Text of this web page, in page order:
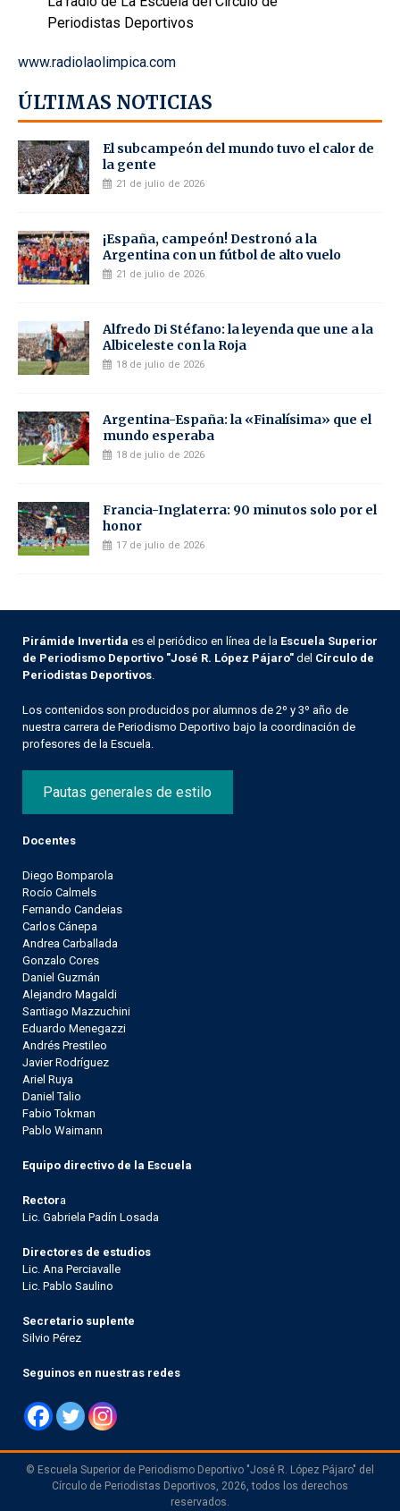
Periodistas Deportivos
www.radiolaolimpica.com
ÚLTIMAS NOTICIAS
El subcampeón del mundo tuvo el calor de
la gente
21 de julio de 2026
¡España, campeón! Destronó a la
Argentina con un fútbol de alto vuelo
21 de julio de 2026
Alfredo Di Stéfano: la leyenda que une a la
Albiceleste con la Roja
18 de julio de 2026
Argentina-España: la «Finalísima» que el
mundo esperaba
18 de julio de 2026
Francia-Inglaterra: 90 minutos solo por el
honor
17 de julio de 2026
Pirámide Invertida es el periódico en línea de la Escuela Superior
de Periodismo Deportivo "José R. López Pájaro" del Círculo de
Periodistas Deportivos.
Los contenidos son producidos por alumnos de 2º y 3º año de
nuestra carrera de Periodismo Deportivo bajo la coordinación de
profesores de la Escuela.
Pautas generales de estilo
Docentes
Diego Bomparola
Rocío Calmels
Fernando Candeias
Carlos Cánepa
Andrea Carballada
Gonzalo Cores
Daniel Guzmán
Alejandro Magaldi
Santiago Mazzuchini
Eduardo Menegazzi
Andrés Prestileo
Javier Rodríguez
Ariel Ruya
Daniel Talio
Fabio Tokman
Pablo Waimann
Equipo directivo de la Escuela
Rectora
Lic. Gabriela Padín Losada
Directores de estudios
Lic. Ana Perciavalle
Lic. Pablo Saulino
Secretario suplente
Silvio Pérez
Seguinos en nuestras redes
© Escuela Superior de Periodismo Deportivo "José R. López Pájaro" del
Círculo de Periodistas Deportivos, 2026, todos los derechos
reservados.